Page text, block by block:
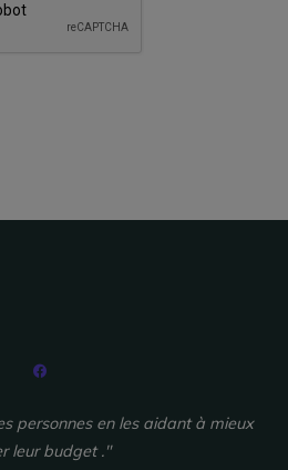
personnes en les aidant à mieux
leur budget ."